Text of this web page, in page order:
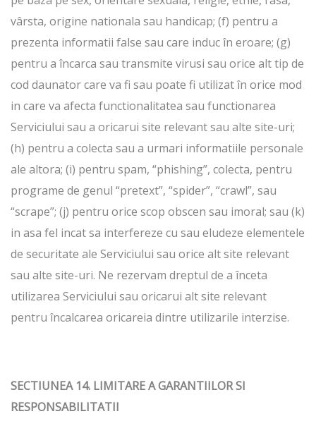
vârsta, origine nationala sau handicap; (f) pentru a
prezenta informatii false sau care induc în eroare; (g)
pentru a încarca sau transmite virusi sau orice alt tip de
cod daunator care va fi sau poate fi utilizat în orice mod
in care va afecta functionalitatea sau functionarea
Serviciului sau a oricarui site relevant sau alte site-uri;
(h) pentru a colecta sau a urmari informatiile personale
ale altora; (i) pentru spam, “phishing”, colecta, pentru
programe de genul “pretext”, “spider”, “crawl”, sau
“scrape”; (j) pentru orice scop obscen sau imoral; sau (k)
in asa fel incat sa interfereze cu sau eludeze elementele
de securitate ale Serviciului sau orice alt site relevant
sau alte site-uri. Ne rezervam dreptul de a înceta
utilizarea Serviciului sau oricarui alt site relevant
pentru încalcarea oricareia dintre utilizarile interzise.
SECTIUNEA 14. LIMITARE A GARANTIILOR SI
RESPONSABILITATII